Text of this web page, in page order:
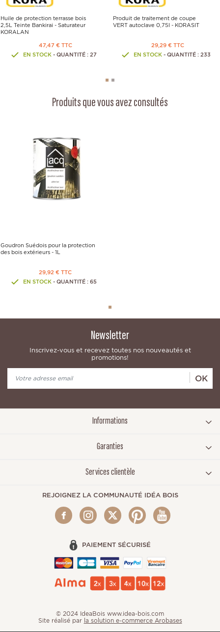
Huile de protection terrasse bois
2,5L Teinte Bankirai - Saturateur
KORALAN
47,47 € TTC
EN STOCK- QUANTITÉ : 27
Produit de traitement de coupe
VERT autoclave 0,75l - KORASIT
29,29 € TTC
EN STOCK - QUANTITÉ : 233
Produits que vous avez consultés
Goudron Suédois pour la protection
des bois extérieurs - 1L
29,92 € TTC
EN STOCK- QUANTITÉ : 65
Newsletter
Inscrivez-vous et recevez toutes nos nouveautés et
promotions!
OK
Informations
Garanties
Services clientèle
REJOIGNEZ LA COMMUNAUTÉ IDÉA BOIS
PAIEMENT SÉCURISÉ
© 2024 IdeaBois www.idea-bois.com
Site réalisé par la solution e-commerce Arobases